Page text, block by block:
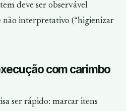
deve ser observável
não interpretativo (“higienizar
com carimbo
ser rápido: marcar itens